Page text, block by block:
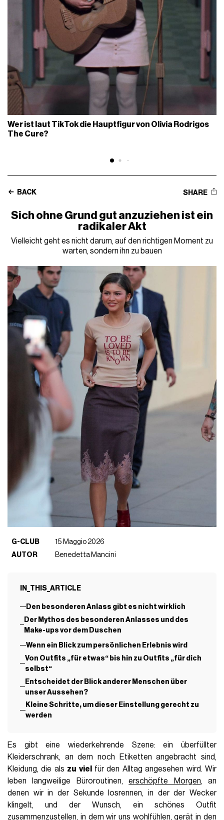
Wer ist laut TikTok die Hauptfigur von Olivia Rodrigos
The Cure?
BACK SHARE
Sich ohne Grund gut anzuziehen ist ein
radikaler Akt
Vielleicht geht es nicht darum, auf den richtigen Moment zu
warten, sondern ihn zu bauen
G-CLUB
15 Maggio 2026
AUTOR
Benedetta Mancini
IN_THIS_ARTICLE
Den besonderen Anlass gibt es nicht wirklich
Der Mythos des besonderen Anlasses und des
Make-ups vor dem Duschen
Wenn ein Blick zum persönlichen Erlebnis wird
Von Outfits „für etwas“ bis hin zu Outfits „für dich
selbst“
Entscheidet der Blick anderer Menschen über
unser Aussehen?
Kleine Schritte, um dieser Einstellung gerecht zu
werden
Es gibt eine wiederkehrende Szene: ein überfüllter
Kleiderschrank, an dem noch Etiketten angebracht sind,
Kleidung, die als zu viel
für den Alltag angesehen wird. Wir
leben langweilige Büroroutinen,erschöpfte Morgen, an
denen wir in der Sekunde losrennen, in der der Wecker
klingelt, und der Wunsch, ein schönes Outfit
zusammenzustellen, in dem wir uns wohlfühlen, gerät in den